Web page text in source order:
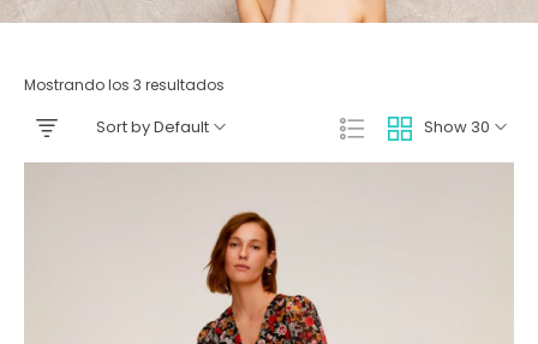
Mostrando los 3 resultados
Show 30
Sort by Default